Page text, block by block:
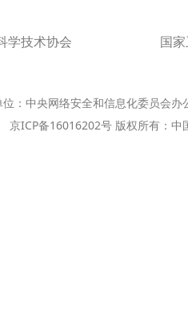
学技术协会 国
位：中央网络安全和信息化委员会
京ICP备16016202号 版权所有：